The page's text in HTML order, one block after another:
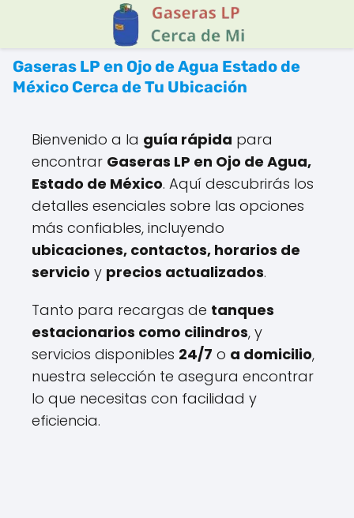
Gaseras LP en Ojo de Agua Estado de
México Cerca de Tu Ubicación
Bienvenido a la guía rápida para
encontrar Gaseras LP en Ojo de Agua,
Estado de México. Aquí descubrirás los
detalles esenciales sobre las opciones
más confiables, incluyendo
ubicaciones, contactos, horarios de
servicio y precios actualizados.
Tanto para recargas de tanques
estacionarios como cilindros, y
servicios disponibles 24/7 o a domicilio,
nuestra selección te asegura encontrar
lo que necesitas con facilidad y
eficiencia.